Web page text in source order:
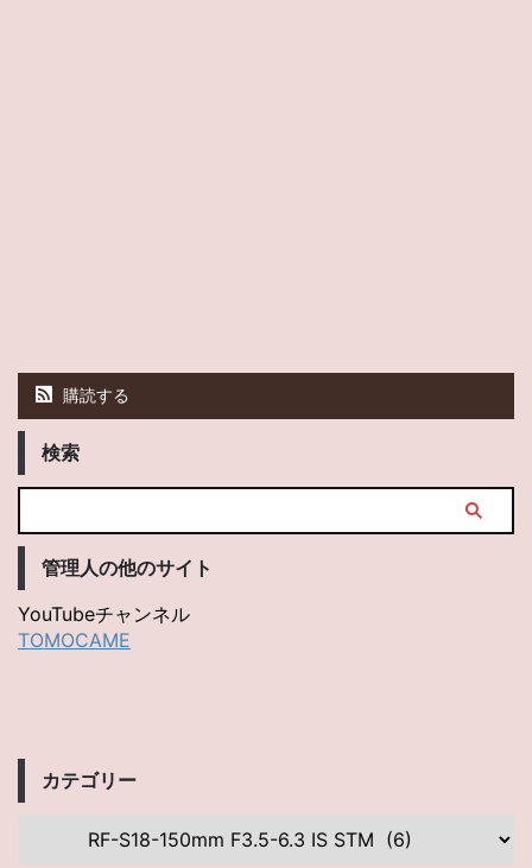
購読する
検索
管理人の他のサイト
YouTubeチャンネル
TOMOCAME
カテゴリー